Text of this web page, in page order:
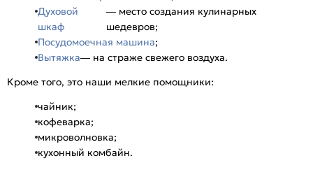
Духовой
шкаф
— место создания кулинарных
шедевров;
Посудомоечная машина;
Вытяжка— на страже свежего воздуха.
Кроме того, это наши мелкие помощники:
чайник;
кофеварка;
микроволновка;
кухонный комбайн.